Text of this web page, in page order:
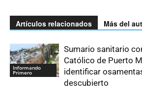
Artículos relacionados Más del
Informando
Primero
Sumario sanitario
Católico de Puerto
identificar
descubierto